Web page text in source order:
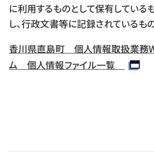
に利用するものとして保有している
し、行政文書等に記録されているも
香川県直島町 個人情報取扱業務
ム 個人情報ファイル一覧